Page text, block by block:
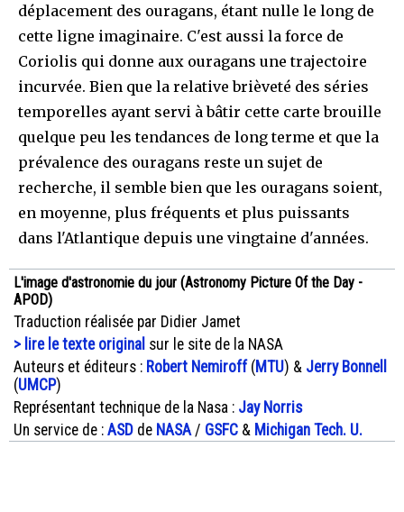
déplacement des ouragans, étant nulle le long de
cette ligne imaginaire. C'est aussi la force de
Coriolis qui donne aux ouragans une trajectoire
incurvée. Bien que la relative brièveté des séries
temporelles ayant servi à bâtir cette carte brouille
quelque peu les tendances de long terme et que la
prévalence des ouragans reste un sujet de
recherche, il semble bien que les ouragans soient,
en moyenne, plus fréquents et plus puissants
dans l'Atlantique depuis une vingtaine d'années.
L'image d'astronomie du jour (Astronomy Picture Of the Day -
APOD)
Traduction réalisée par Didier Jamet
> lire le texte original sur le site de la NASA
Auteurs et éditeurs : Robert Nemiroff(MTU) & Jerry Bonnell
(UMCP)
Représentant technique de la Nasa : Jay Norris
Un service de : ASD de NASA / GSFC & Michigan Tech. U.